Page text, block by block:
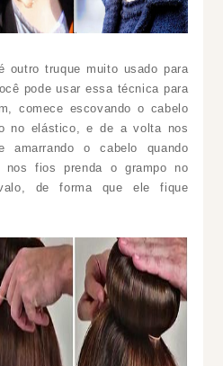
outro truque muito usado para
pode usar essa técnica para
comece escovando o cabelo
no elástico, e de a volta nos
amarrando o cabelo quando
fios prenda o grampo no
de forma que ele fique